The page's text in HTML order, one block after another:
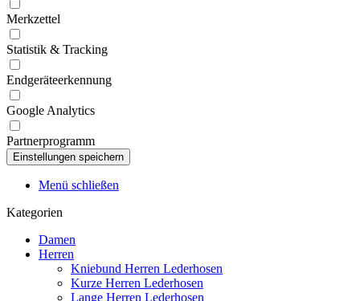
Merkzettel
Statistik & Tracking
Endgeräteerkennung
Google Analytics
Partnerprogramm
Menü schließen
Kategorien
Damen
Herren
Kniebund Herren Lederhosen
Kurze Herren Lederhosen
Lange Herren Lederhosen